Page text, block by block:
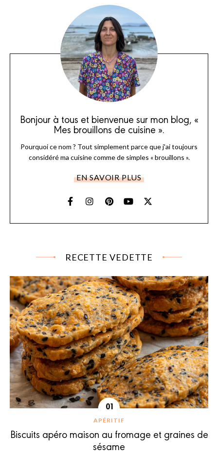
Bonjour à tous et bienvenue sur mon blog, «
Mes brouillons de cuisine ».
Pourquoi ce nom ? Tout simplement parce que j'ai toujours
considéré ma cuisine comme de simples « brouillons ».
EN SAVOIR PLUS
RECETTE VEDETTE
APÉRITIF
Biscuits apéro maison au fromage et graines de
sésame